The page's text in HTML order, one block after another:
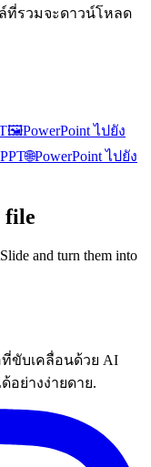
ที่รวมจะดาวน์โหลด
🖼️PowerPoint ไปยัง
🌐PowerPoint ไปยัง
file
and turn them into
ขับเคลื่อนด้วย AI
อย่างง่ายดาย.